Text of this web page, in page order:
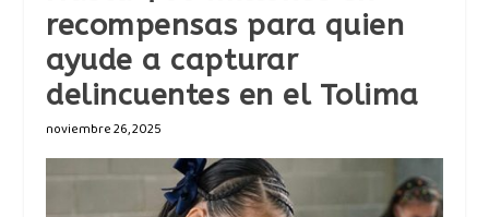
recompensas para quien
ayude a capturar
delincuentes en el Tolima
noviembre 26, 2025